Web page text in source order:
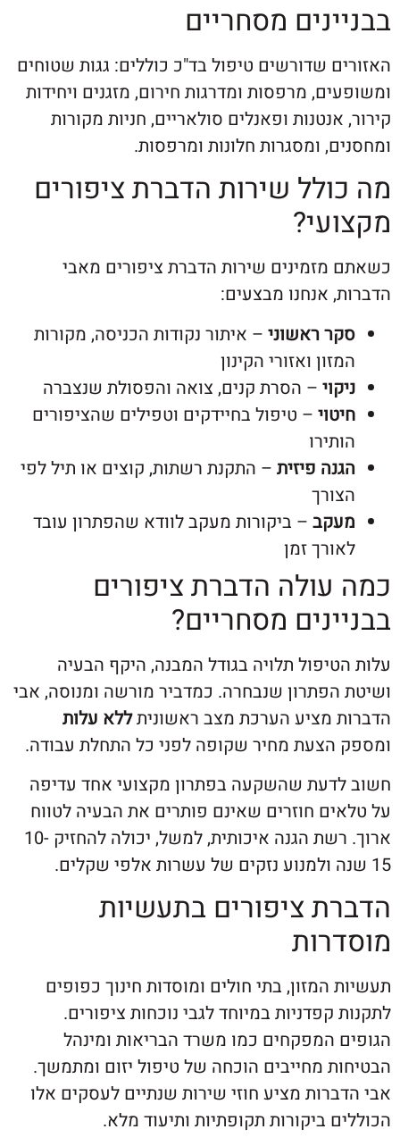
מסחריים
שדורשים טיפול בד"כ כוללים: גגות שטוחים
מרפסות ומדרגות חירום, מזגנים ויחידות
ופאנלים סולאריים, חניות מקורות
ומסגרות חלונות ומרפסות.
שירות הדברת ציפורים
שירות הדברת ציפורים מאבי
אנחנו מבצעים:
ראשוני– איתור נקודות הכניסה, מקורות
ואזורי הקינון
– הסרת קנים, צואה והפסולת שנצברה
– טיפול בחיידקים וטפילים שהציפורים
פיזית– התקנת רשתות, קוצים או תיל לפי
– ביקורות מעקב לוודא שהפתרון עובד
זמן
הדברת ציפורים
מסחריים?
תלויה בגודל המבנה, היקף הבעיה
שנבחרה. כמדביר מורשה ומנוסה, אבי
מציע הערכת מצב ראשוניתללא עלות
מחיר שקופה לפני כל התחלת עבודה.
שהשקעה בפתרון מקצועי אחד עדיפה
חוזרים שאינם פותרים את הבעיה לטווח
ארוך. רשת הגנה איכותית, למשל, יכולה להחזיק 10-
ציפורים בתעשיות
המזון, בתי חולים ומוסדות חינוך כפופים
במיוחד לגבי נוכחות ציפורים.
המפקחים כמו משרד הבריאות ומינהל
מחייבים הוכחה של טיפול יזום ומתמשך.
מציע חוזי שירות שנתיים לעסקים אלו
ביקורות תקופתיות ותיעוד מלא.